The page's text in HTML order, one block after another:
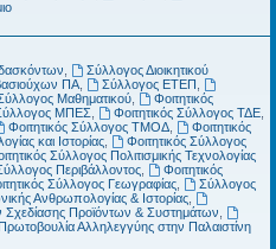
Σύλλογος Διοικητικού
ΠΑ, Σύλλογος ΕΤΕΠ
Μαθηματικού,
Φοιτητικός
Σύλλογος ΜΠΕΣ Φοιτητικός Σύλλογος ΤΔΕ,
Φοιτητικός Σύλλογος ΤΜΟΔ,
Φοιτητικός
και Ιστορίας
Φοιτητικός Σύλλογος
Σύλλογος Πολιτισμικής Τεχνολογίας
Περιβάλλοντος,
Φοιτητικός
Σύλλογος Γεωγραφίας,
Σύλλογος
Ανθρωπολογίας & Ιστορίας
Σχεδίασης Προϊόντων & Συστημάτων
Πρωτοβουλία Αλληλεγγύης στην Παλαιστίνη